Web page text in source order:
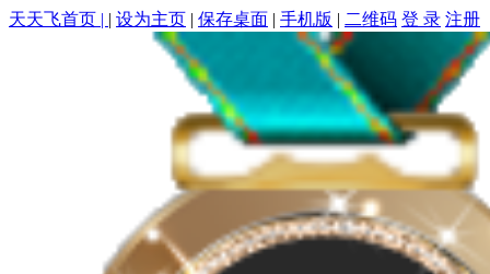
天天飞首页 | | 设为主页 | 保存桌面 | 手机版 | 二维码 登 录 注册